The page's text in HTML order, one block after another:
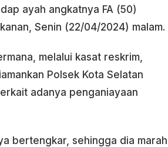
ayah angkatnya FA (50)
Senin (22/04/2024) malam.
melalui kasat reskrim,
Polsek Kota Selatan
adanya penganiayaan
bertengkar, sehingga dia marah